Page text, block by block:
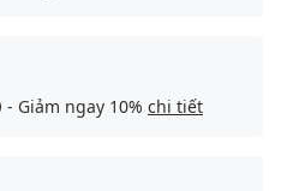
- Giảm ngay 10% chi tiết